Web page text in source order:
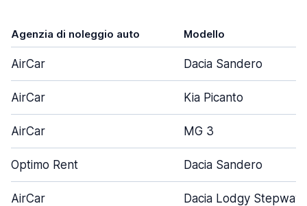
Agenzia di noleggio auto Modello
AirCar Dacia Sandero
AirCar Kia Picanto
AirCar MG 3
Optimo Rent Dacia Sandero
AirCar Dacia Lodgy Stepway